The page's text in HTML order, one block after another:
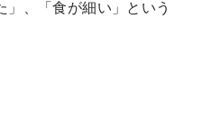
」、「食が細い」という